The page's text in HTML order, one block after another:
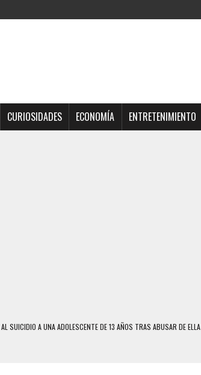
CURIOSIDADES ECONOMÍA ENTRETENIMIENTO
SUICIDIO A UNA ADOLESCENTE DE 13 AÑOS TRAS ABUSAR DE ELLA